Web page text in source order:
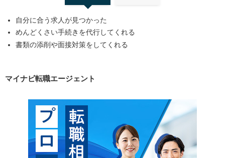
自分に合う求人が見つかった
めんどくさい手続きを代行してくれる
書類の添削や面接対策をしてくれる
マイナビ転職エージェント